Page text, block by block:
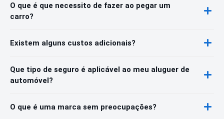
O que é que necessito de fazer ao pegar um
carro?
Existem alguns custos adicionais?
Que tipo de seguro é aplicável ao meu aluguer de
automóvel?
O que é uma marca sem preocupações?